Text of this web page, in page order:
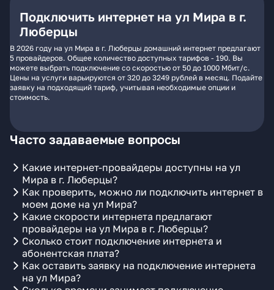
Подключить интернет на ул Мира в г.
Люберцы
В 2026 году на ул Мира в г. Люберцы домашний интернет предлагают
5 провайдеров. Общее количество доступных тарифов - 190. Вы
можете выбрать подключение со скоростью от 50 до 1000 Мбит/с.
Цены на услуги варьируются от 320 до 3249 рублей в месяц. Подайте
заявку на подходящий тариф, учитывая необходимые опции и
стоимость.
Часто задаваемые вопросы
Какие интернет-провайдеры доступны на ул
Мира в г. Люберцы?
Как проверить, можно ли подключить интернет в
моем доме на ул Мира?
Какие скорости интернета предлагают
провайдеры на ул Мира в г. Люберцы?
Сколько стоит подключение интернета и
абонентская плата?
Как оставить заявку на подключение интернета
на ул Мира?